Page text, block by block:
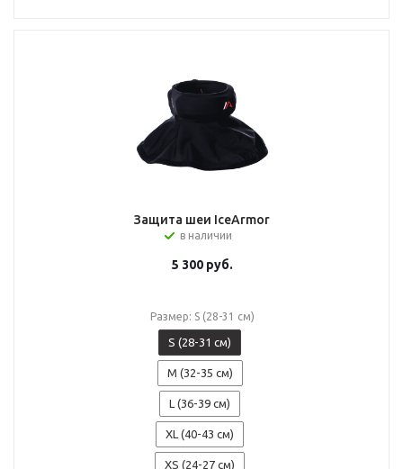
Защита шеи IceArmor
в наличии
5 300руб.
Размер: S (28-31 см)
S (28-31 см)
M (32-35 см)
L (36-39 см)
XL (40-43 см)
XS (24-27 см)